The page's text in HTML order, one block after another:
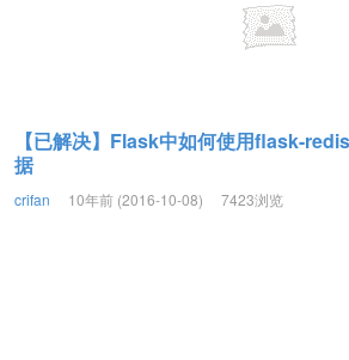
【已解决】Flask中如何使用flask-
据
crifan 10年前 (2016-10-08) 7423浏览